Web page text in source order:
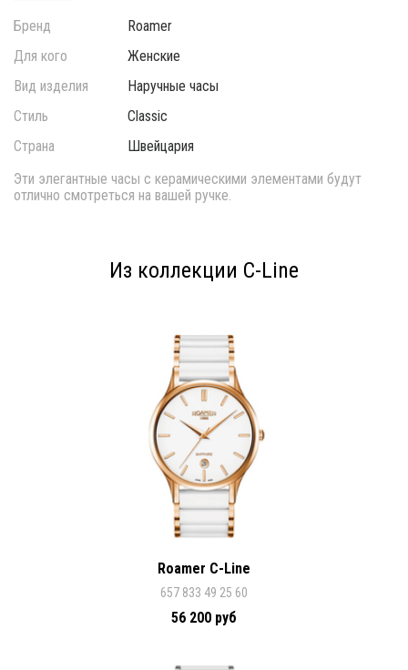
Бренд
Roamer
Для кого
Женские
Вид изделия
Наручные часы
Стиль
Classic
Страна
Швейцария
Эти элегантные часы с керамическими элементами будут
отлично смотреться на вашей ручке.
Из коллекции C-Line
Roamer C-Line
657 833 49 25 60
56 200 руб